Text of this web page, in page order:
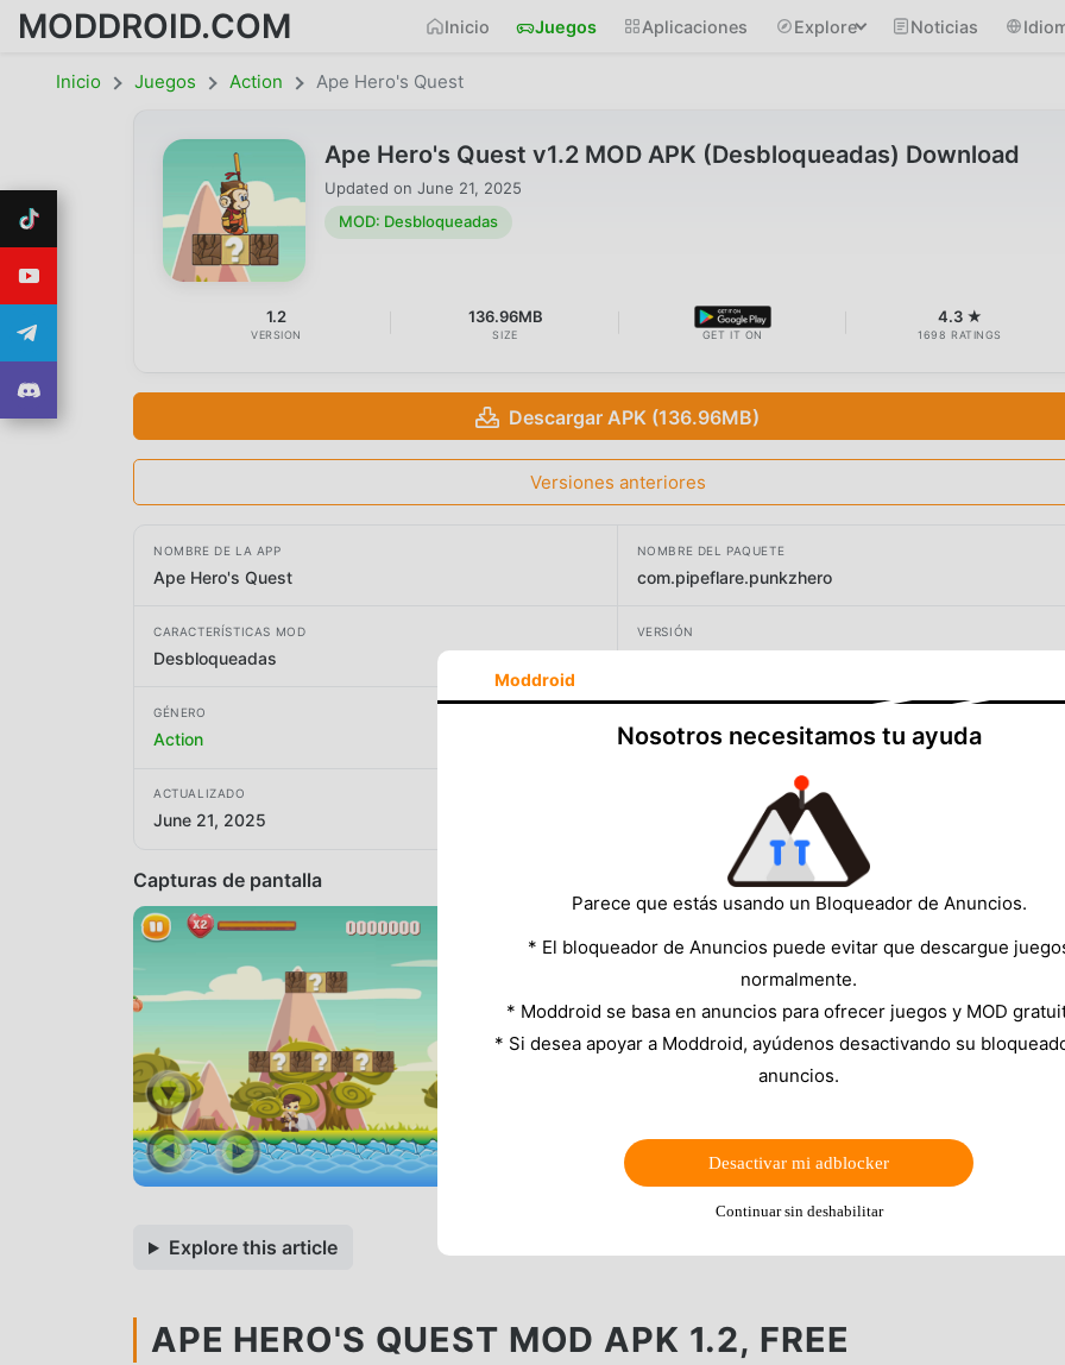
MODDROID.COM Inicio Juegos Aplicaciones Explore Noticias
Inicio Juegos Action Ape Hero's Quest
Ape Hero's Quest v1.2 MOD APK (Desbloqueadas) Download
Updated on June 21, 2025
MOD: Desbloqueadas
1.2
VERSION
136.96MB
SIZE GET IT ON
4.3 ★
1698 RATINGS
Descargar APK (136.96MB)
Versiones anteriores
NOMBRE DE LA APP
Ape Hero's Quest
NOMBRE DEL PAQUETE
com.pipeflare.punkzhero
CARACTERÍSTICAS MOD
Desbloqueadas
VERSIÓN
GÉNERO
Action PipeFlare Games
ACTUALIZADO
June 21, 2025
Capturas de pantalla
Explore this article
APE HERO'S QUEST MOD APK 1.2, FREE
Moddroid
Nosotros necesitamos tu ayuda
Parece que estás usando un Bloqueador de Anuncios.
* El bloqueador de Anuncios puede evitar que descargue
normalmente.
* Moddroid se basa en anuncios para ofrecer juegos y MOD
* Si desea apoyar a Moddroid, ayúdenos desactivando su
anuncios.
Desactivar mi adblocker
Continuar sin deshabilitar